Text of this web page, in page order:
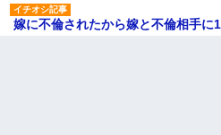
嫁に不倫されたから嫁と不倫相手に